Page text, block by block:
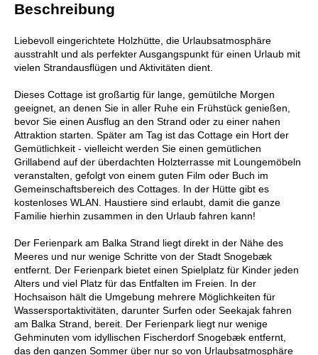
Beschreibung
Liebevoll eingerichtete Holzhütte, die Urlaubsatmosphäre
ausstrahlt und als perfekter Ausgangspunkt für einen Urlaub mit
vielen Strandausflügen und Aktivitäten dient.
Dieses Cottage ist großartig für lange, gemütilche Morgen
geeignet, an denen Sie in aller Ruhe ein Frühstück genießen,
bevor Sie einen Ausflug an den Strand oder zu einer nahen
Attraktion starten. Später am Tag ist das Cottage ein Hort der
Gemütlichkeit - vielleicht werden Sie einen gemütlichen
Grillabend auf der überdachten Holzterrasse mit Loungemöbeln
veranstalten, gefolgt von einem guten Film oder Buch im
Gemeinschaftsbereich des Cottages. In der Hütte gibt es
kostenloses WLAN. Haustiere sind erlaubt, damit die ganze
Familie hierhin zusammen in den Urlaub fahren kann!
Der Ferienpark am Balka Strand liegt direkt in der Nähe des
Meeres und nur wenige Schritte von der Stadt Snogebæk
entfernt. Der Ferienpark bietet einen Spielplatz für Kinder jeden
Alters und viel Platz für das Entfalten im Freien. In der
Hochsaison hält die Umgebung mehrere Möglichkeiten für
Wassersportaktivitäten, darunter Surfen oder Seekajak fahren
am Balka Strand, bereit. Der Ferienpark liegt nur wenige
Gehminuten vom idyllischen Fischerdorf Snogebæk entfernt,
das den ganzen Sommer über nur so von Urlaubsatmosphäre